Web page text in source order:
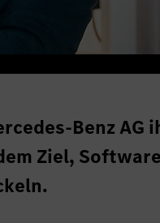
Benz AG
Ziel,